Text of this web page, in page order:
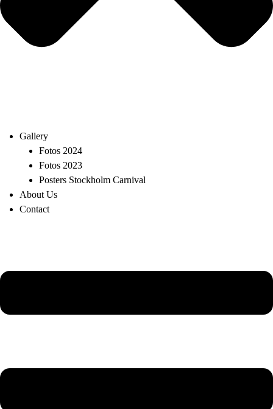
Gallery
Fotos 2024
Fotos 2023
Posters Stockholm Carnival
About Us
Contact